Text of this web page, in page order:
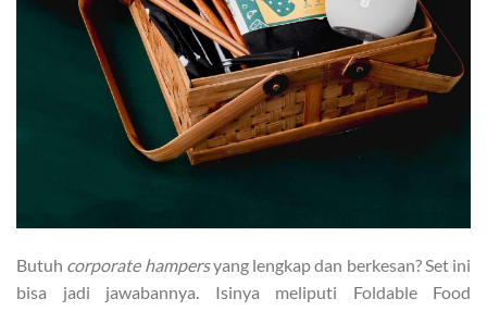
Butuh corporate hampersyang lengkap dan berkesan? Set ini
bisa jadi jawabannya. Isinya meliputi Foldable Food